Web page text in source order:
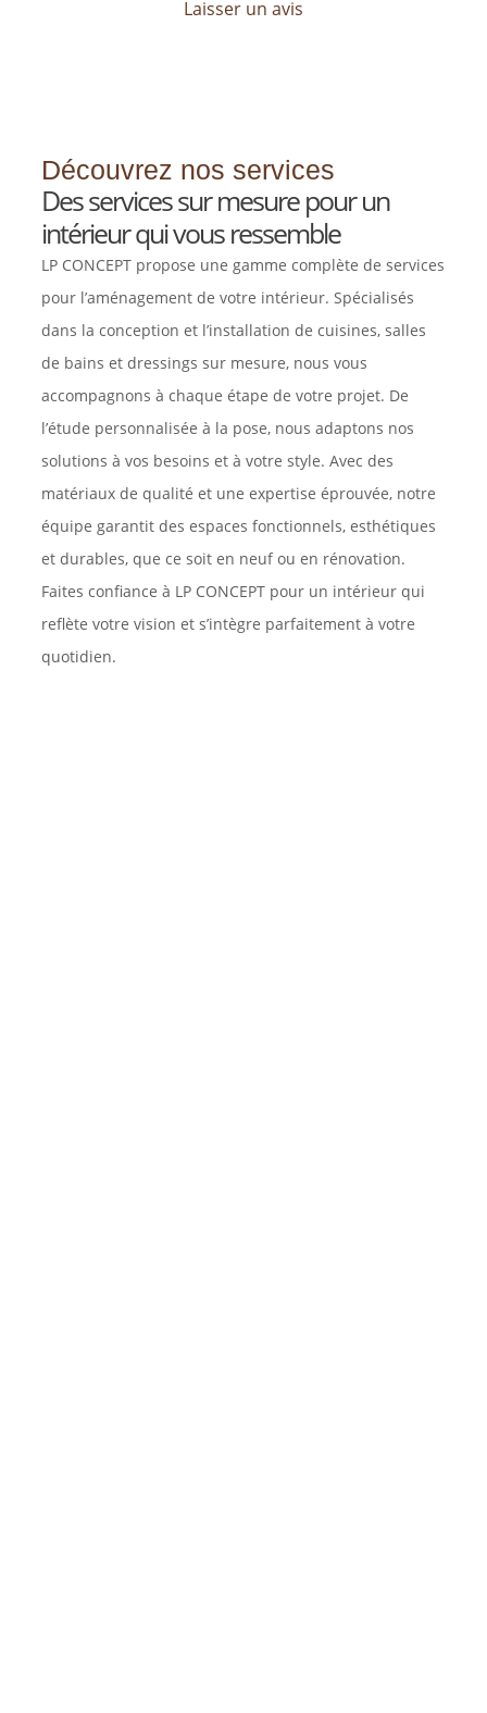
Laisser un avis
Découvrez nos services
Des services sur mesure pour un
intérieur qui vous ressemble
LP CONCEPT propose une gamme complète de services
pour l’aménagement de votre intérieur. Spécialisés
dans la conception et l’installation de cuisines, salles
de bains et dressings sur mesure, nous vous
accompagnons à chaque étape de votre projet. De
l’étude personnalisée à la pose, nous adaptons nos
solutions à vos besoins et à votre style. Avec des
matériaux de qualité et une expertise éprouvée, notre
équipe garantit des espaces fonctionnels, esthétiques
et durables, que ce soit en neuf ou en rénovation.
Faites confiance à LP CONCEPT pour un intérieur qui
reflète votre vision et s’intègre parfaitement à votre
quotidien.